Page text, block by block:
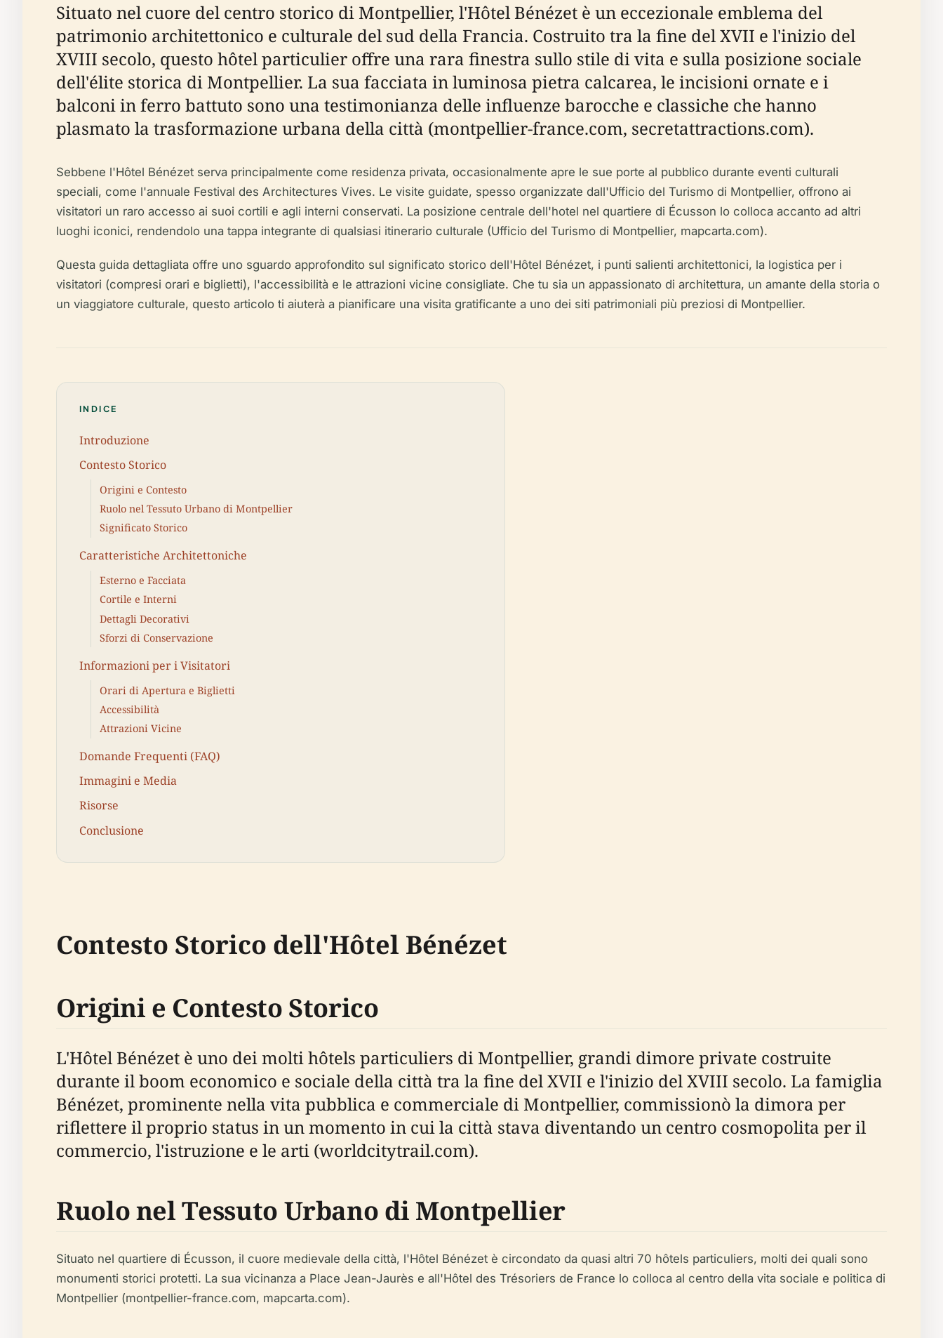
Situato nel cuore del centro storico di Montpellier, l'Hôtel Bénézet è un eccezionale emblema del
patrimonio architettonico e culturale del sud della Francia. Costruito tra la fine del XVII e l'inizio del
XVIII secolo, questo hôtel particulier offre una rara finestra sullo stile di vita e sulla posizione sociale
dell'élite storica di Montpellier. La sua facciata in luminosa pietra calcarea, le incisioni ornate e i
balconi in ferro battuto sono una testimonianza delle influenze barocche e classiche che hanno
plasmato la trasformazione urbana della città (montpellier-france.com, secretattractions.com).
Sebbene l'Hôtel Bénézet serva principalmente come residenza privata, occasionalmente apre le sue porte al pubblico durante eventi culturali
speciali, come l'annuale Festival des Architectures Vives. Le visite guidate, spesso organizzate dall'Ufficio del Turismo di Montpellier, offrono ai
visitatori un raro accesso ai suoi cortili e agli interni conservati. La posizione centrale dell'hotel nel quartiere di Écusson lo colloca accanto ad altri
luoghi iconici, rendendolo una tappa integrante di qualsiasi itinerario culturale (Ufficio del Turismo di Montpellier, mapcarta.com).
Questa guida dettagliata offre uno sguardo approfondito sul significato storico dell'Hôtel Bénézet, i punti salienti architettonici, la logistica per i
visitatori (compresi orari e biglietti), l'accessibilità e le attrazioni vicine consigliate. Che tu sia un appassionato di architettura, un amante della storia o
un viaggiatore culturale, questo articolo ti aiuterà a pianificare una visita gratificante a uno dei siti patrimoniali più preziosi di Montpellier.
INDICE
Introduzione
Contesto Storico
Origini e Contesto
Ruolo nel Tessuto Urbano di Montpellier
Significato Storico
Caratteristiche Architettoniche
Esterno e Facciata
Cortile e Interni
Dettagli Decorativi
Sforzi di Conservazione
Informazioni per i Visitatori
Orari di Apertura e Biglietti
Accessibilità
Attrazioni Vicine
Domande Frequenti (FAQ)
Immagini e Media
Risorse
Conclusione
Contesto Storico dell'Hôtel Bénézet
Origini e Contesto Storico
L'Hôtel Bénézet è uno dei molti hôtels particuliers di Montpellier, grandi dimore private costruite
durante il boom economico e sociale della città tra la fine del XVII e l'inizio del XVIII secolo. La famiglia
Bénézet, prominente nella vita pubblica e commerciale di Montpellier, commissionò la dimora per
riflettere il proprio status in un momento in cui la città stava diventando un centro cosmopolita per il
commercio, l'istruzione e le arti (worldcitytrail.com).
Ruolo nel Tessuto Urbano di Montpellier
Situato nel quartiere di Écusson, il cuore medievale della città, l'Hôtel Bénézet è circondato da quasi altri 70 hôtels particuliers, molti dei quali sono
monumenti storici protetti. La sua vicinanza a Place Jean-Jaurès e all'Hôtel des Trésoriers de France lo colloca al centro della vita sociale e politica di
Montpellier (montpellier-france.com, mapcarta.com).